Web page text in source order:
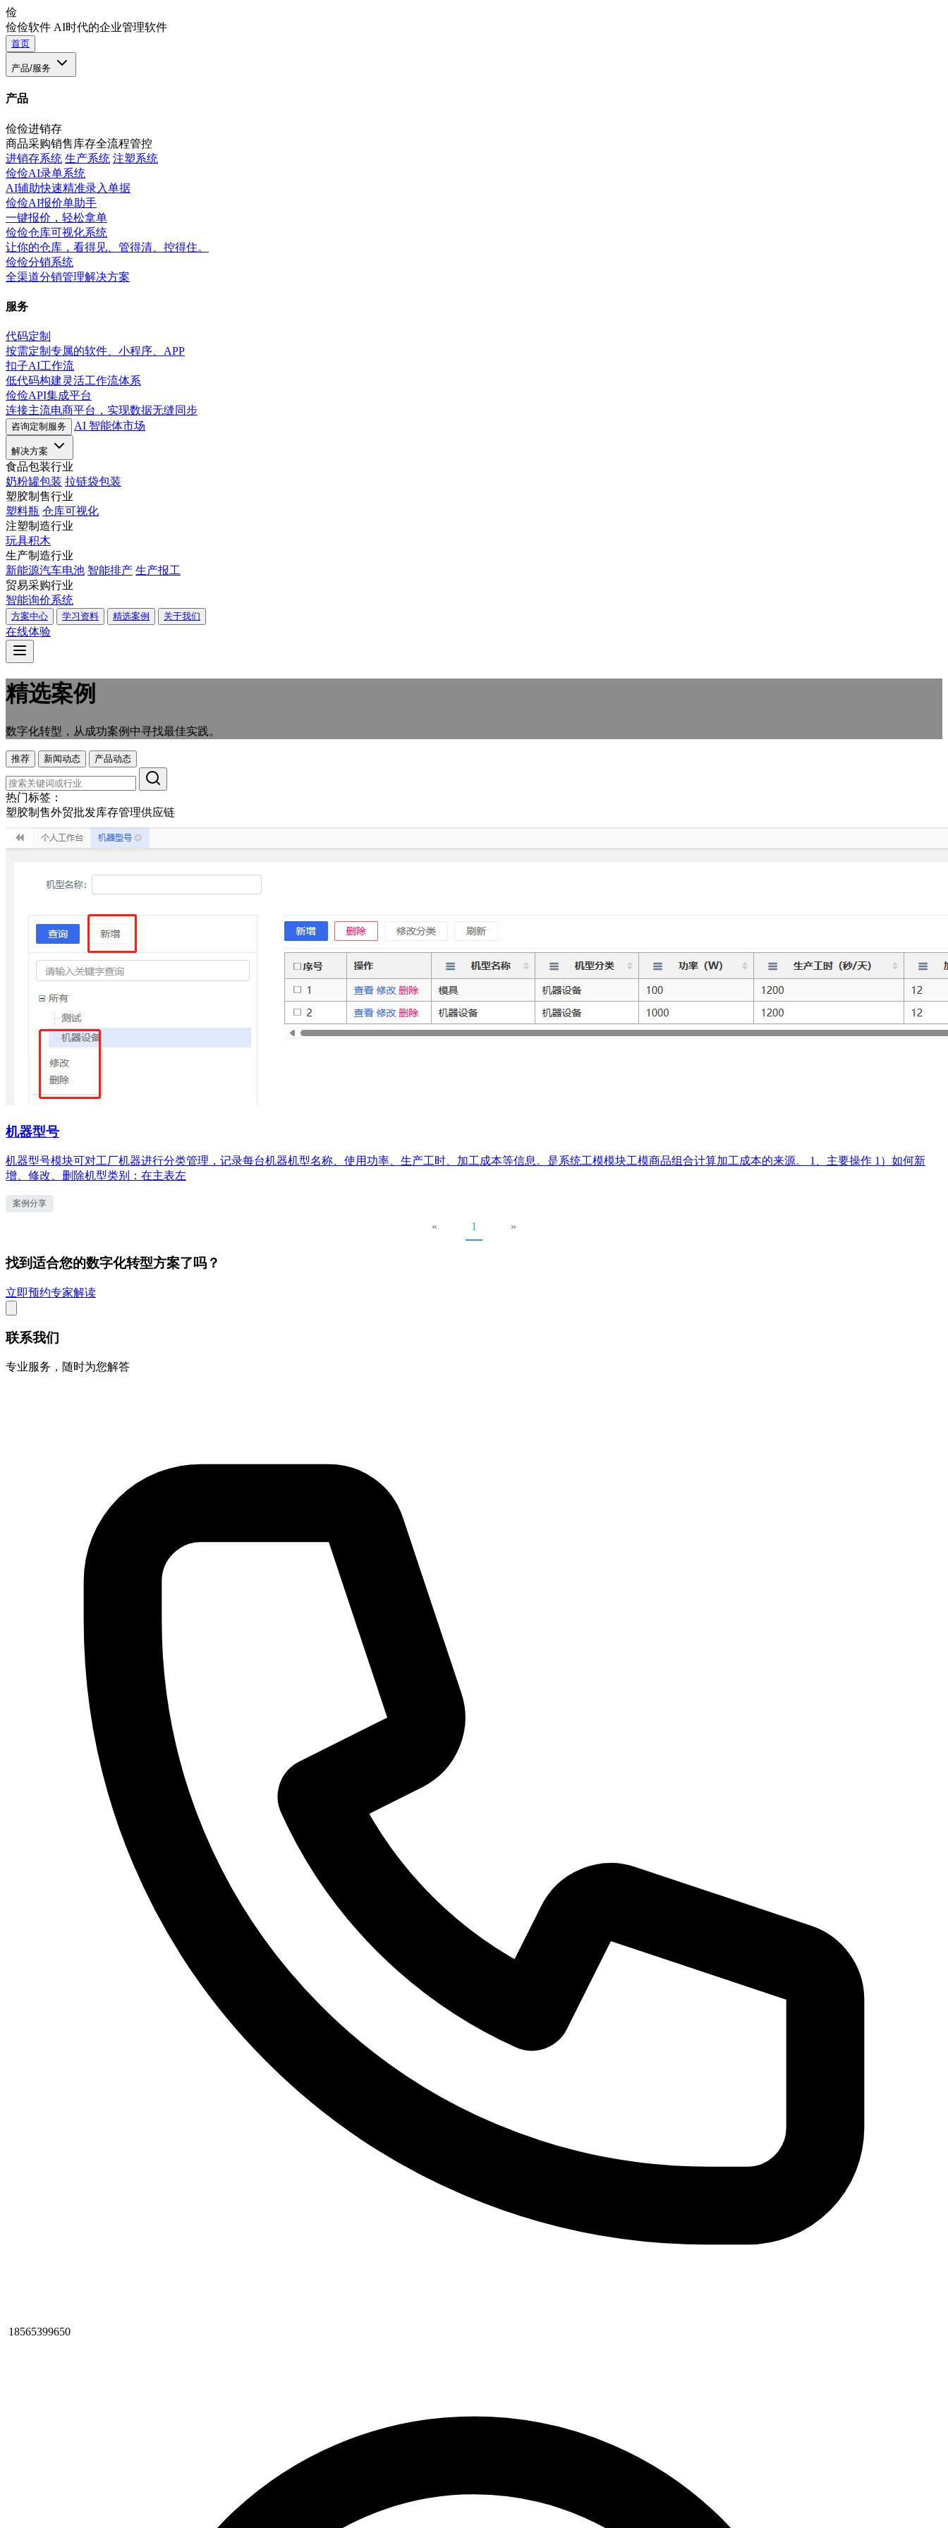
俭
俭俭软件 AI时代的企业管理软件
首页
产品/服务
产品
俭俭进销存
商品采购销售库存全流程管控
进销存系统 生产系统 注塑系统
俭俭AI录单系统
AI辅助快速精准录入单据
俭俭AI报价单助手
一键报价，轻松拿单
俭俭仓库可视化系统
让你的仓库，看得见、管得清、控得住。
俭俭分销系统
全渠道分销管理解决方案
服务
代码定制
按需定制专属的软件、小程序、APP
扣子AI工作流
低代码构建灵活工作流体系
俭俭API集成平台
连接主流电商平台，实现数据无缝同步
咨询定制服务 AI 智能体市场
解决方案
食品包装行业
奶粉罐包装 拉链袋包装
塑胶制售行业
塑料瓶 仓库可视化
注塑制造行业
玩具积木
生产制造行业
新能源汽车电池 智能排产 生产报工
贸易采购行业
智能询价系统
方案中心 学习资料 精选案例 关于我们
在线体验
精选案例
数字化转型，从成功案例中寻找最佳实践。
推荐 新闻动态 产品动态
热门标签：
塑胶制售外贸批发库存管理供应链
机器型号
机器型号模块可对工厂机器进行分类管理，记录每台机器机型名称、使用功率、生产工时、加工成本等信息。是系统工模模块工模商品组合计算加工成本的来源。 1、主要操作 1）如何新
增、修改、删除机型类别：在主表左
案例分享
« 1 »
找到适合您的数字化转型方案了吗？
立即预约专家解读
联系我们
专业服务，随时为您解答
18565399650